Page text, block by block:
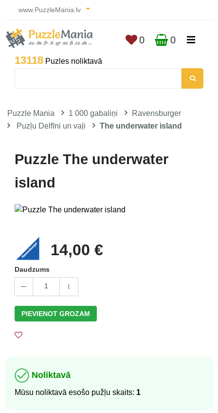
www.PuzzleMania.lv
13118 Puzles noliktavā
0 0
Puzzle Mania 1 000 gabaliņi
Ravensburger
Puzļu Delfīni un vaļi
The underwater island
Puzzle The underwater
island
14,00 €
Daudzums
1
PIEVIENOT GROZAM
Noliktavā
Mūsu noliktavā esošo pužļu skaits: 1